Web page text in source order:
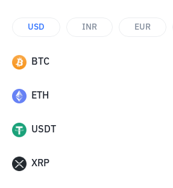
USD INR EUR
BTC
ETH
USDT
XRP